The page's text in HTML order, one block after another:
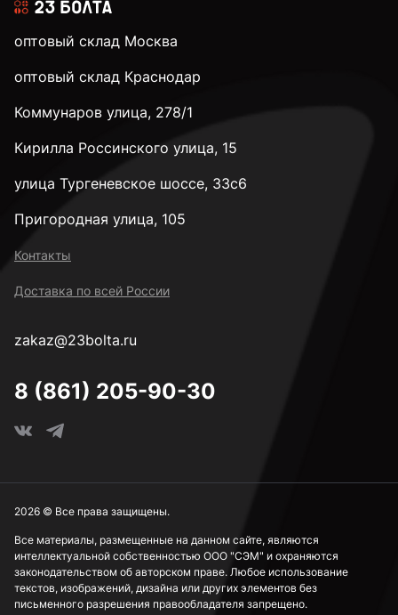
оптовый склад Москва
оптовый склад Краснодар
Коммунаров улица, 278/1
Кирилла Россинского улица, 15
улица Тургеневское шоссе, 33с6
Пригородная улица, 105
Контакты
Доставка по всей России
zakaz@23bolta.ru
8 (861) 205-90-30
Все материалы, размещенные на данном сайте, являются
интеллектуальной собственностью ООО "СЭМ" и охраняются
законодательством об авторском праве. Любое использование
текстов, изображений, дизайна или других элементов без
письменного разрешения правообладателя запрещено.
2026 © Все права защищены.